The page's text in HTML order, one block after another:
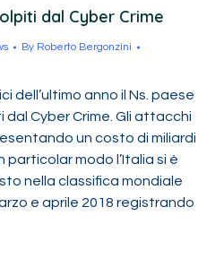
dal Cyber Crime
By Roberto Bergonzini
dell’ultimo anno il Ns. paese
dal Cyber Crime. Gli attacchi
un costo di miliardi
particolar modo l’Italia si è
nella classifica mondiale
e aprile 2018 registrando